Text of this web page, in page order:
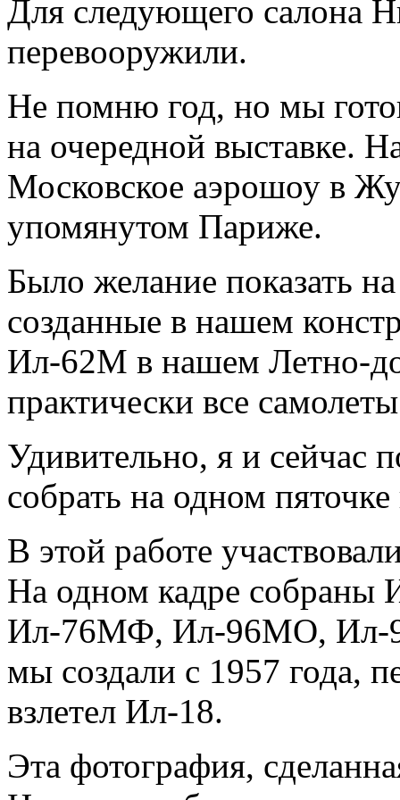
Для следующего салона
перевооружили.
Не помню год, но мы
на очередной выставке.
Московское аэрошоу в
упомянутом Париже.
Было желание показать
созданные в нашем
Ил-62М в нашем Летно-
практически все
Удивительно, я и сейчас
собрать на одном
В этой работе
На одном кадре
Ил-76МФ, Ил-96МО, Ил-
мы создали с 1957 года,
взлетел Ил-18.
Эта фотография,